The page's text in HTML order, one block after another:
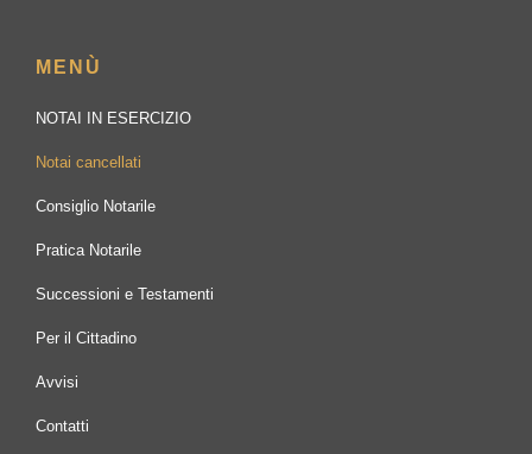
MENÙ
NOTAI IN ESERCIZIO
Notai cancellati
Consiglio Notarile
Pratica Notarile
Successioni e Testamenti
Per il Cittadino
Avvisi
Contatti